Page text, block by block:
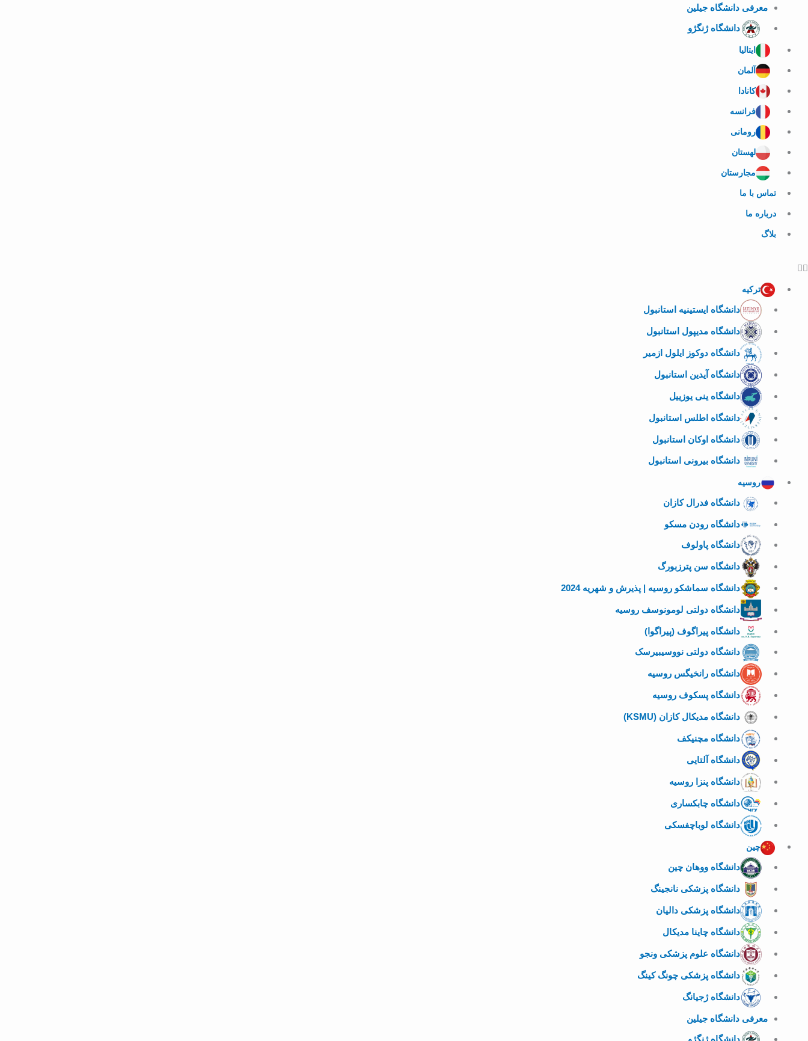
معرفی دانشگاه جیلین
دانشگاه ژنگژو
ایتالیا
آلمان
کانادا
فرانسه
رومانی
لهستان
مجارستان
تماس با ما
درباره ما
بلاگ
ترکیه
دانشگاه ایستینیه استانبول
دانشگاه مدیپول استانبول
دانشگاه دوکوز ایلول ازمیر
دانشگاه آیدین استانبول
دانشگاه ینی یوزییل
دانشگاه اطلس استانبول
دانشگاه اوکان استانبول
دانشگاه بیرونی استانبول
روسیه
دانشگاه فدرال کازان
دانشگاه رودن مسکو
دانشگاه پاولوف
دانشگاه سن پترزبورگ
دانشگاه سماشکو روسیه | پذیرش و شهریه 2024
دانشگاه دولتی لومونوسف روسیه
دانشگاه پیراگوف (پیراگوا)
دانشگاه دولتی نووسیبیرسک
دانشگاه رانخیگس روسیه
دانشگاه پسکوف روسیه
دانشگاه مدیکال کازان (KSMU)
دانشگاه مچنیکف
دانشگاه آلتایی
دانشگاه پنزا روسیه
دانشگاه چابکساری
دانشگاه لوباچفسکی
چین
دانشگاه ووهان چین
دانشگاه پزشکی نانجینگ
دانشگاه پزشکی دالیان
دانشگاه چاینا مدیکال
دانشگاه علوم پزشکی ونجو
دانشگاه پزشکی چونگ کینگ
دانشگاه ژجیانگ
معرفی دانشگاه جیلین